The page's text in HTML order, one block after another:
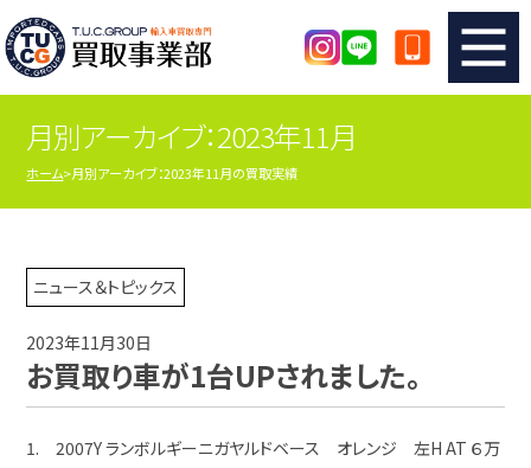
TUCのカンタン査定 買取りの流れ
査定の注意事項 メーカー別査定フォーム
TUCの買取実績
店舗紹介
月別アーカイブ：2023年11月
ホーム 月別アーカイブ：2023年11月の買取実績
ニュース＆トピックス
2023年11月30日
お買取り車が1台UPされました。
1. 2007Y ランボルギーニガヤルドベース オレンジ 左H AT ６万